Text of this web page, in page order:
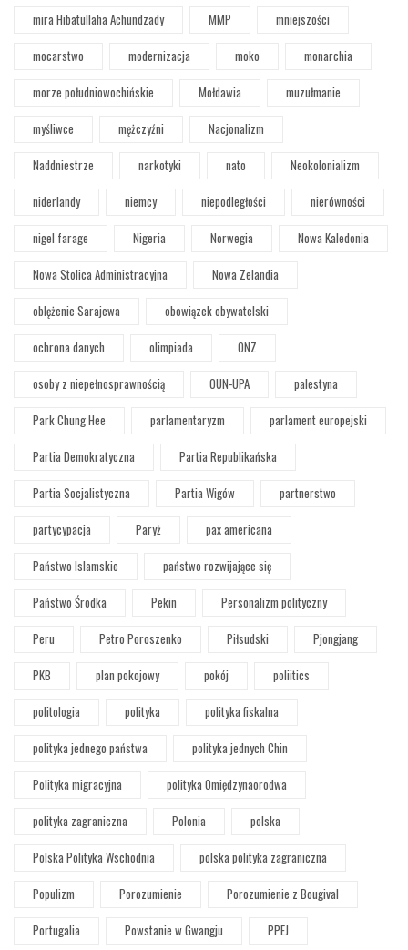
mira Hibatullaha Achundzady
MMP
mniejszości
mocarstwo
modernizacja moko
monarchia
morze południowochińskie
Mołdawia
muzułmanie
myśliwce
mężczyźni
Nacjonalizm
Naddniestrze
narkotyki nato
Neokolonializm
niderlandy
niemcy niepodległości
nierówności
nigel farage
Nigeria Norwegia
Nowa Kaledonia
Nowa Stolica Administracyjna
Nowa Zelandia
oblężenie Sarajewa
obowiązek obywatelski
ochrona danych
olimpiada
ONZ
osoby z niepełnosprawnością
OUN-UPA
palestyna
Park Chung Hee
parlamentaryzm
parlament europejski
Partia Demokratyczna
Partia Republikańska
Partia Socjalistyczna
Partia Wigów
partnerstwo
partycypacja
Paryż
pax americana
Państwo Islamskie
państwo rozwijające się
Państwo Środka
Pekin
Personalizm polityczny
Peru
Petro Poroszenko Piłsudski
Pjongjang
PKB
plan pokojowy pokój
poliitics
politologia
polityka
polityka fiskalna
polityka jednego państwa
polityka jednych Chin
Polityka migracyjna
polityka Omiędzynaorodwa
polityka zagraniczna
Polonia
polska
Polska Polityka Wschodnia
polska polityka zagraniczna
Populizm
Porozumienie
Porozumienie z Bougival
Portugalia
Powstanie w Gwangju PPEJ